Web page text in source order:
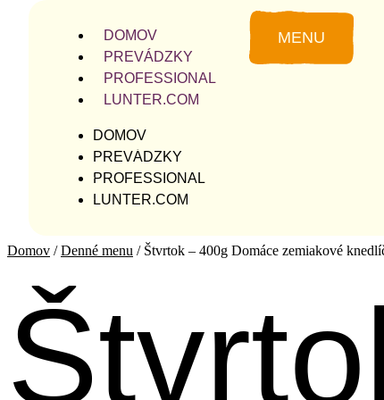
DOMOV
PREVÁDZKY
PROFESSIONAL
LUNTER.COM
DOMOV
PREVÁDZKY
PROFESSIONAL
LUNTER.COM
MENU
Domov /Denné menu / Štvrtok – 400g Domáce zemiakové